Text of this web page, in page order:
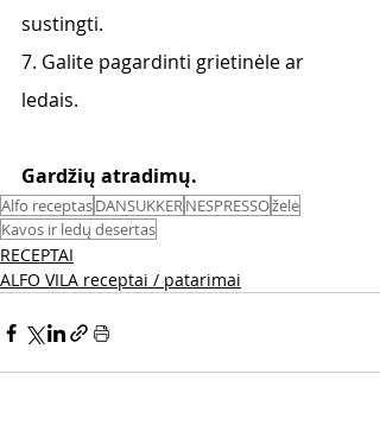
sustingti.
7. Galite pagardinti grietinėle ar
ledais.
Gardžių atradimų.
Alfo receptasDANSUKKERNESPRESSOželė
Kavos ir ledų desertas
RECEPTAI
ALFO VILA receptai / patarimai